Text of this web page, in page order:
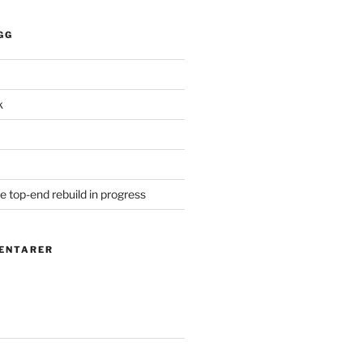
top-end rebuild in progress